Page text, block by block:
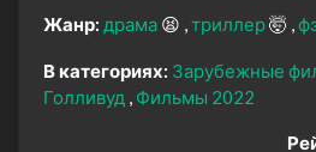
Жанр: драма 😫 триллер🤯
В категориях: Зарубежные
Голливуд
Фильмы 2022